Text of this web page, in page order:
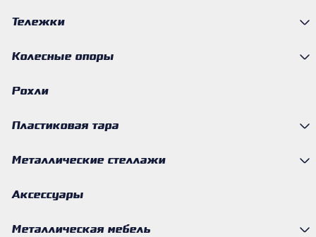
Тележки
Колесные опоры
Рохли
Пластиковая тара
Металлические стеллажи
Аксессуары
Металлическая мебель